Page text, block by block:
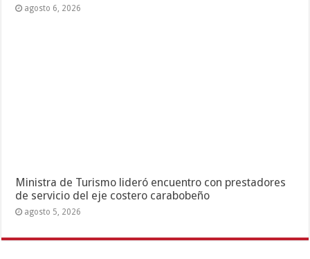
agosto 6, 2026
Ministra de Turismo lideró encuentro con prestadores
de servicio del eje costero carabobeño
agosto 5, 2026